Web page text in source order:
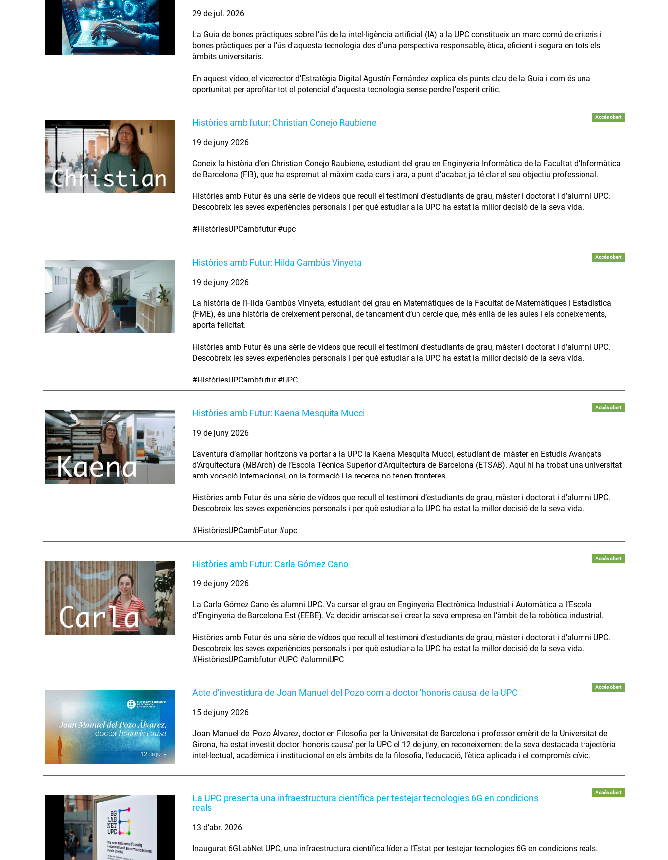
29 de jul. 2026
La Guia de bones pràctiques sobre l’ús de la intel·ligència artificial (IA) a la UPC constitueix un marc comú de criteris i
bones pràctiques per a l’ús d'aquesta tecnologia des d'una perspectiva responsable, ètica, eficient i segura en tots els
àmbits universitaris.
En aquest vídeo, el vicerector d'Estratègia Digital Agustín Fernández explica els punts clau de la Guia i com és una
oportunitat per aprofitar tot el potencial d'aquesta tecnologia sense perdre l'esperit crític.
Històries amb futur: Christian Conejo Raubiene
Accés obert
19 de juny 2026
Coneix la història d’en Christian Conejo Raubiene, estudiant del grau en Enginyeria Informàtica de la Facultat d’Informàtica
de Barcelona (FIB), que ha espremut al màxim cada curs i ara, a punt d’acabar, ja té clar el seu objectiu professional.
Històries amb Futur és una sèrie de vídeos que recull el testimoni d’estudiants de grau, màster i doctorat i d’alumni UPC.
Descobreix les seves experiències personals i per què estudiar a la UPC ha estat la millor decisió de la seva vida.
#HistòriesUPCambfutur #upc
Històries amb Futur: Hilda Gambús Vinyeta
Accés obert
19 de juny 2026
La història de l’Hilda Gambús Vinyeta, estudiant del grau en Matemàtiques de la Facultat de Matemàtiques i Estadística
(FME), és una història de creixement personal, de tancament d’un cercle que, més enllà de les aules i els coneixements,
aporta felicitat.
Històries amb Futur és una sèrie de vídeos que recull el testimoni d’estudiants de grau, màster i doctorat i d’alumni UPC.
Descobreix les seves experiències personals i per què estudiar a la UPC ha estat la millor decisió de la seva vida.
#HistòriesUPCambfutur #UPC
Històries amb Futur: Kaena Mesquita Mucci
Accés obert
19 de juny 2026
L’aventura d’ampliar horitzons va portar a la UPC la Kaena Mesquita Mucci, estudiant del màster en Estudis Avançats
d’Arquitectura (MBArch) de l’Escola Tècnica Superior d’Arquitectura de Barcelona (ETSAB). Aquí hi ha trobat una universitat
amb vocació internacional, on la formació i la recerca no tenen fronteres.
Històries amb Futur és una sèrie de vídeos que recull el testimoni d’estudiants de grau, màster i doctorat i d’alumni UPC.
Descobreix les seves experiències personals i per què estudiar a la UPC ha estat la millor decisió de la seva vida.
#HistòriesUPCambFutur #upc
Històries amb Futur: Carla Gómez Cano
Accés obert
19 de juny 2026
La Carla Gómez Cano és alumni UPC. Va cursar el grau en Enginyeria Electrònica Industrial i Automàtica a l’Escola
d’Enginyeria de Barcelona Est (EEBE). Va decidir arriscar-se i crear la seva empresa en l’àmbit de la robòtica industrial.
Històries amb Futur és una sèrie de vídeos que recull el testimoni d’estudiants de grau, màster i doctorat i d’alumni UPC.
Descobreix les seves experiències personals i per què estudiar a la UPC ha estat la millor decisió de la seva vida.
#HistòriesUPCambfutur #UPC #alumniUPC
Acte d'investidura de Joan Manuel del Pozo com a doctor 'honoris causa' de la UPC
Accés obert
15 de juny 2026
Joan Manuel del Pozo Álvarez, doctor en Filosofia per la Universitat de Barcelona i professor emèrit de la Universitat de
Girona, ha estat investit doctor 'honoris causa' per la UPC el 12 de juny, en reconeixement de la seva destacada trajectòria
intel·lectual, acadèmica i institucional en els àmbits de la filosofia, l’educació, l’ètica aplicada i el compromís cívic.
La UPC presenta una infraestructura científica per testejar tecnologies 6G en condicions
reals
Accés obert
13 d’abr. 2026
Inaugurat 6GLabNet UPC, una infraestructura científica líder a l’Estat per testejar tecnologies 6G en condicions reals.